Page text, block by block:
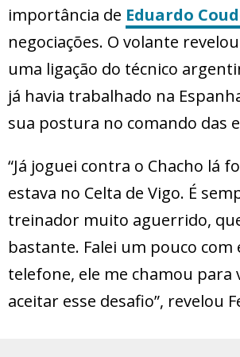
importância de Eduardo
negociações. O volante
uma ligação do técnico
já havia trabalhado na
sua postura no comando das
“Já joguei contra o Chacho lá
estava no Celta de Vigo. É
treinador muito aguerrido,
bastante. Falei um pouco com
telefone, ele me chamou para
aceitar esse desafio”, revelou